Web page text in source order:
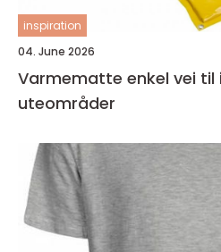
inspiration
04. June 2026
Varmematte enkel vei til isfrie og trygge
uteområder